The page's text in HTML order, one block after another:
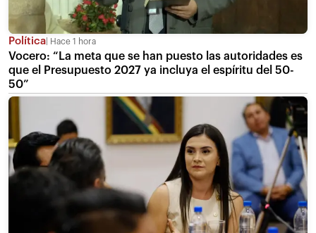
Política Hace 1 hora
Vocero: “La meta que se han puesto las autoridades es
que el Presupuesto 2027 ya incluya el espíritu del 50-
50”